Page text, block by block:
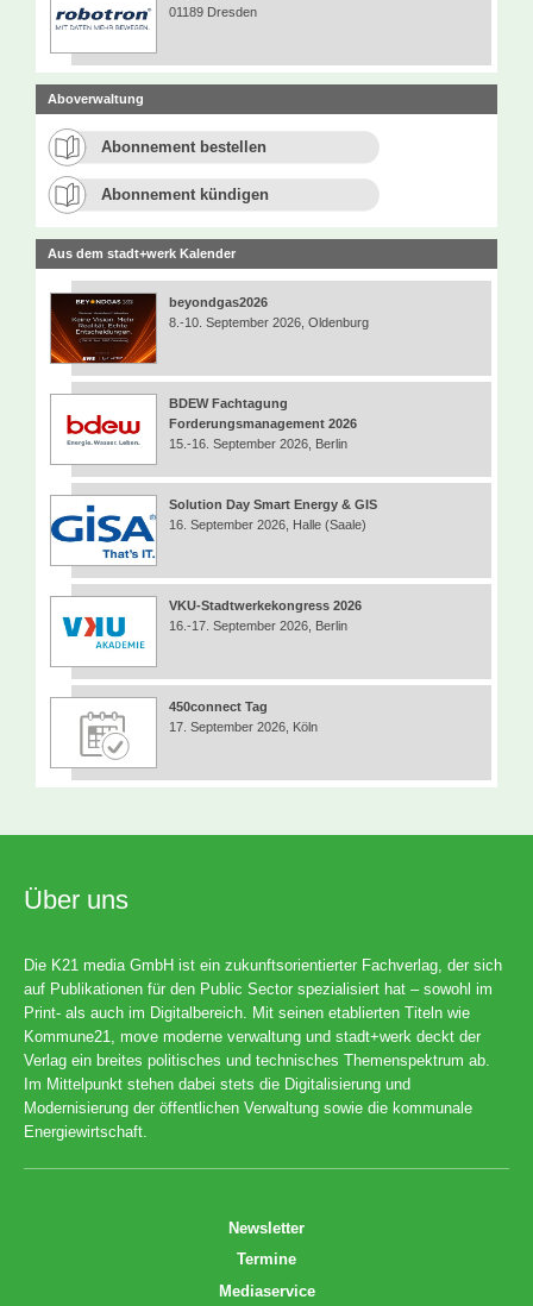
01189 Dresden
Aboverwaltung
Abonnement bestellen
Abonnement kündigen
Aus dem stadt+werk Kalender
beyondgas2026
8.-10. September 2026, Oldenburg
BDEW Fachtagung
Forderungsmanagement 2026
15.-16. September 2026, Berlin
Solution Day Smart Energy & GIS
16. September 2026, Halle (Saale)
VKU-Stadtwerkekongress 2026
16.-17. September 2026, Berlin
450connect Tag
17. September 2026, Köln
Über uns
Die K21 media GmbH ist ein zukunftsorientierter Fachverlag, der sich
auf Publikationen für den Public Sector spezialisiert hat – sowohl im
Print- als auch im Digitalbereich. Mit seinen etablierten Titeln wie
Kommune21, move moderne verwaltung und stadt+werk deckt der
Verlag ein breites politisches und technisches Themenspektrum ab.
Im Mittelpunkt stehen dabei stets die Digitalisierung und
Modernisierung der öffentlichen Verwaltung sowie die kommunale
Energiewirtschaft.
Newsletter
Termine
Mediaservice